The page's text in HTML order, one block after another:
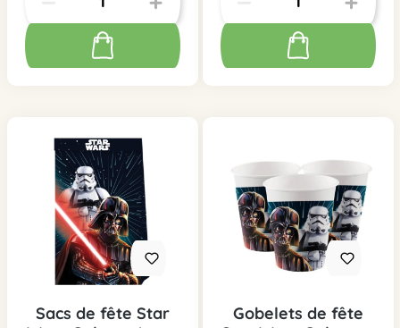
Sacs de fête Star
Gobelets de fête